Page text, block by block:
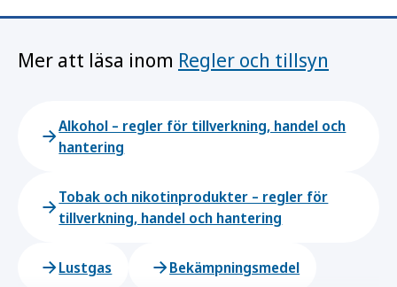
Mer att läsa inom Regler och tillsyn
Alkohol – regler för tillverkning, handel och
hantering
Tobak och nikotinprodukter – regler för
tillverkning, handel och hantering
Lustgas Bekämpningsmedel